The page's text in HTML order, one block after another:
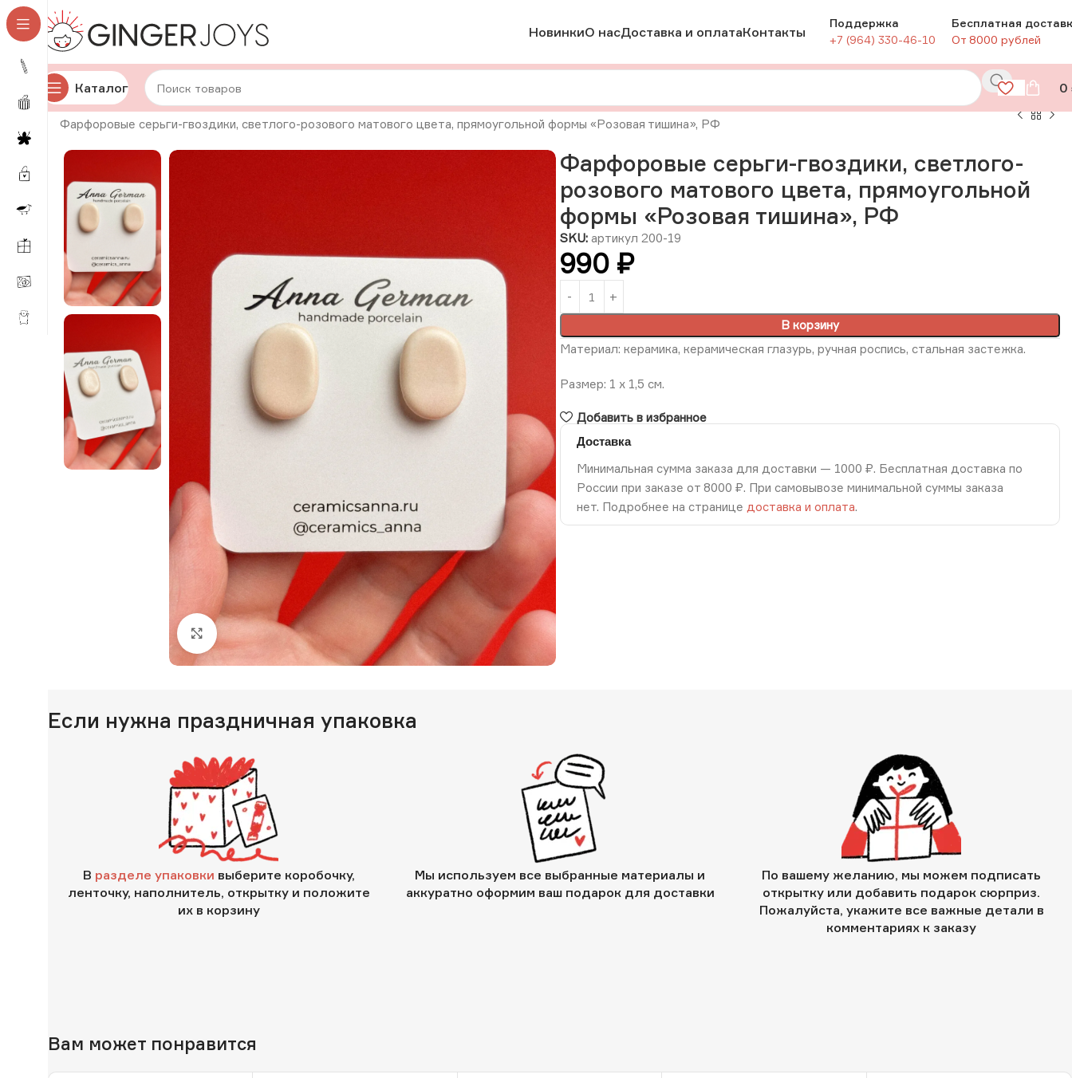
НовинкиО насДоставка и оплатаКонтакты
Поддержка
+7 (964) 330-46-10
Бесплатная
От 8000 рублей
Каталог 0
Главная Украшения Серьги Керамические серьги
Фарфоровые серьги-гвоздики, светлого-розового матового цвета, прямоугольной формы «Розовая тишина», РФ
Нажмите, чтобы увеличить изображение
Фарфоровые серьги-гвоздики, светлого-
розового матового цвета, прямоугольной
формы «Розовая тишина», РФ
SKU: артикул 200-19
990 ₽
В корзину
Материал: керамика, керамическая глазурь, ручная роспись, стальная застежка.
Размер: 1 х 1,5 см.
Добавить в избранное
Доставка
Минимальная сумма заказа для доставки — 1000 ₽. Бесплатная доставка по
России при заказе от 8000 ₽. При самовывозе минимальной суммы заказа
нет. Подробнее на странице доставка и оплата.
Если нужна праздничная упаковка
В разделе упаковки выберите коробочку,
ленточку, наполнитель, открытку и положите
их в корзину
Мы используем все выбранные материалы и
аккуратно оформим ваш подарок для доставки
По вашему желанию, мы можем подписать
открытку или добавить подарок сюрприз.
Пожалуйста, укажите все важные детали в
комментариях к заказу
Вам может понравится